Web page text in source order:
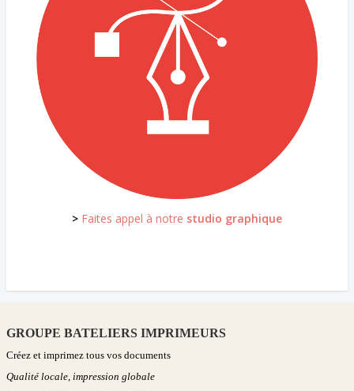
> Faites appel à notre studio graphique
GROUPE BATELIERS IMPRIMEURS
Créez et imprimez tous vos documents
Qualité locale, impression globale